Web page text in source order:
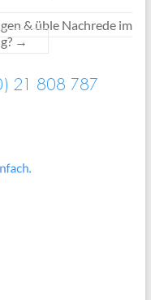
& üble Nachrede im
→